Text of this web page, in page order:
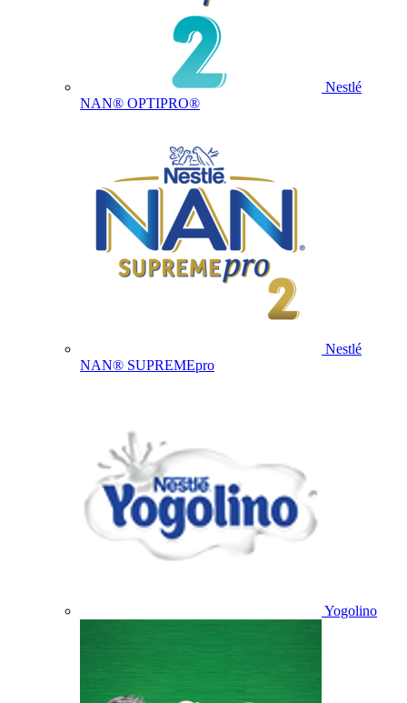
Nestlé
NAN® OPTIPRO®
Nestlé
NAN® SUPREMEpro
Yogolino